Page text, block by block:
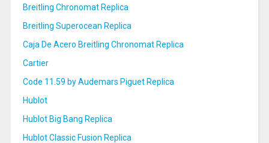
Breitling Chronomat Replica
Breitling Superocean Replica
Caja De Acero Breitling Chronomat Replica
Cartier
Code 11.59 by Audemars Piguet Replica
Hublot
Hublot Big Bang Replica
Hublot Classic Fusion Replica